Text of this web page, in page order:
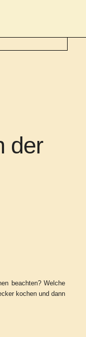
der
beachten? Welche
kochen und dann